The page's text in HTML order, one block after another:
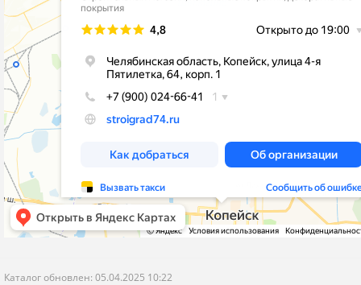
Каталог обновлен: 05.04.2025 10:22